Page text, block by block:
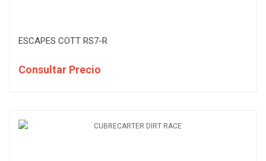
ESCAPES COTT RS7-R
Consultar Precio